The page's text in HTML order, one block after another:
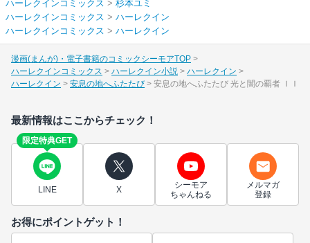
ハーレクインコミックス > 杉本ユミ
ハーレクインコミックス > ハーレクイン
ハーレクインコミックス > ハーレクイン
漫画(まんが)・電子書籍のコミックシーモアTOP
ハーレクインコミックス
ハーレクイン小説
ハーレクイン
ハーレクイン
安息の地へふたたび 安息の地へふたたび 光と闇の覇者 ＩＩ
最新情報はここからチェック！
限定特典GET
LINE X
シーモア
ちゃんねる
メルマガ
登録
お得にポイントゲット！